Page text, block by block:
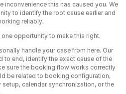
inconvenience this has caused you. We
to identify the root cause earlier and
reliably.
opportunity to make this right.
handle your case from here. Our
to end, identify the exact cause of the
sure the booking flow works correctly
be related to booking configuration,
calendar synchronization, or the